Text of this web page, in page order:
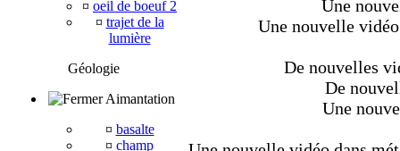
¤ oeil de boeuf 2
¤ trajet de la
lumière
Géologie
Aimantation
¤ basalte
¤ champ
Une
Une nouvelle
De nouvelles
De
Une